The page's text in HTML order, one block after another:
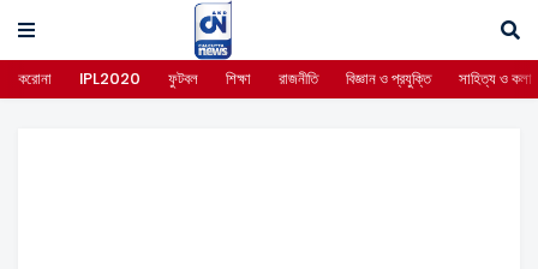
করোনা IPL2020 ফুটবল শিক্ষা রাজনীতি বিজ্ঞান ও প্রযুক্তি সাহিত্য ও কলা